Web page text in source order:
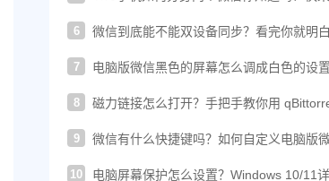
6
微信到底能不能双设备同步？看完你就明
7
电脑版微信黑色的屏幕怎么调成白色的设
8
磁力链接怎么打开？手把手教你用
9
微信有什么快捷键吗？如何自定义电脑版
10
电脑屏幕保护怎么设置？Windows 10/11